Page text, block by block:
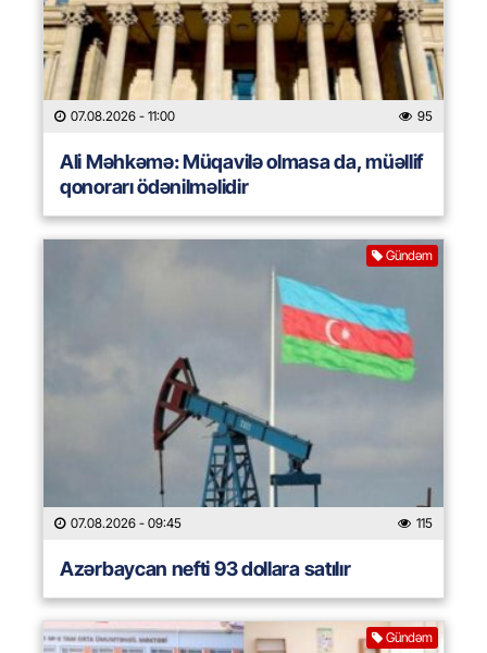
07.08.2026 - 11:00 95
Ali Məhkəmə: Müqavilə olmasa da, müəllif
qonorarı ödənilməlidir
Gündəm
07.08.2026 - 09:45 115
Azərbaycan nefti 93 dollara satılır
Gündəm